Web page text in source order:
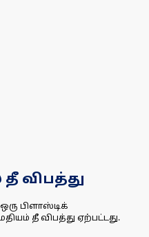
விபத்து
பிளாஸ்டிக்
தீ விபத்து ஏற்பட்டது.